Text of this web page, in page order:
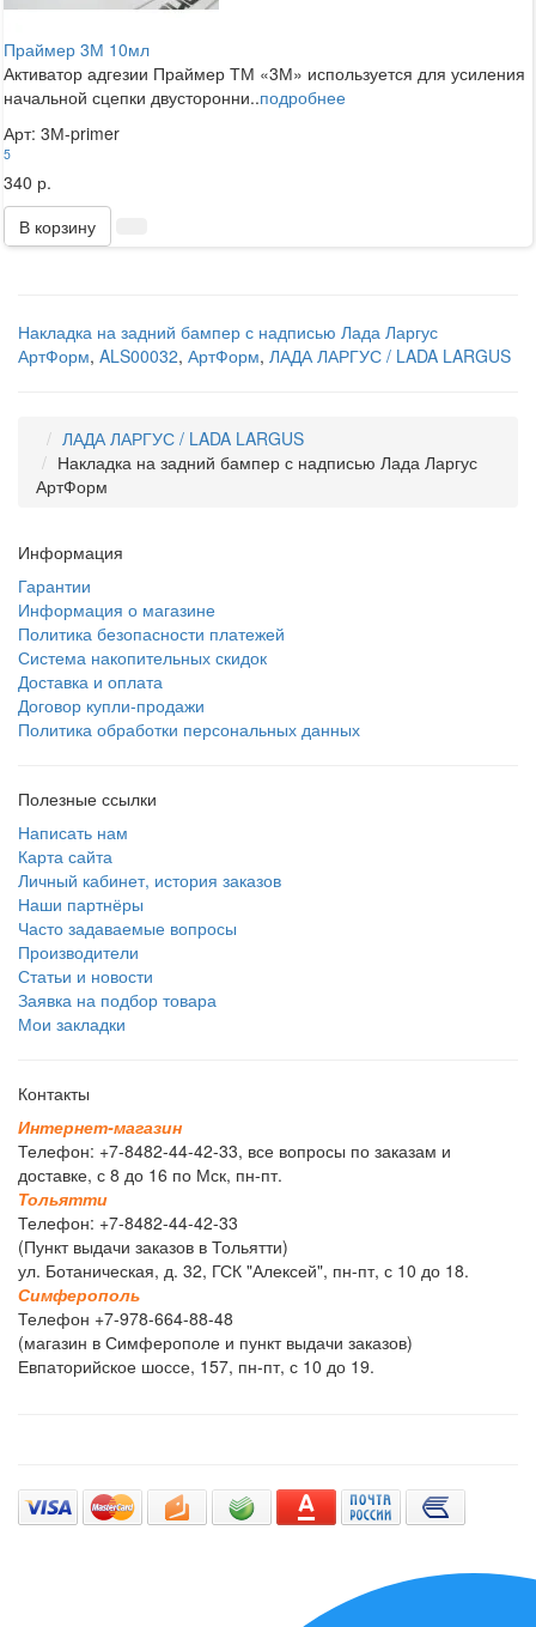
Праймер 3М 10мл
Активатор адгезии Праймер ТМ «3М» используется для усиления
начальной сцепки двусторонни..подробнее
Арт: 3М-primer
5
340 р.
В корзину
Накладка на задний бампер с надписью Лада Ларгус
АртФорм, ALS00032, АртФорм, ЛАДА ЛАРГУС / LADA LARGUS
ЛАДА ЛАРГУС / LADA LARGUS
Накладка на задний бампер с надписью Лада Ларгус
АртФорм
Информация
Гарантии
Информация о магазине
Политика безопасности платежей
Система накопительных скидок
Доставка и оплата
Договор купли-продажи
Политика обработки персональных данных
Полезные ссылки
Написать нам
Карта сайта
Личный кабинет, история заказов
Наши партнёры
Часто задаваемые вопросы
Производители
Статьи и новости
Заявка на подбор товара
Мои закладки
Контакты
Интернет-магазин
Телефон: +7-8482-44-42-33, все вопросы по заказам и
доставке, с 8 до 16 по Мск, пн-пт.
Тольятти
Телефон: +7-8482-44-42-33
(Пункт выдачи заказов в Тольятти)
ул. Ботаническая, д. 32, ГСК "Алексей", пн-пт, с 10 до 18.
Симферополь
Телефон +7-978-664-88-48
(магазин в Симферополе и пункт выдачи заказов)
Евпаторийское шоссе, 157, пн-пт, с 10 до 19.